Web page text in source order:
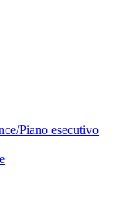
Piano esecutivo